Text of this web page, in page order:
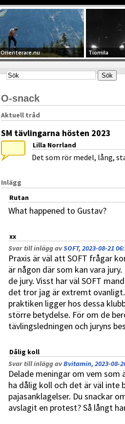
Orienterare.nu Tiomila
O-snack
Aktuell tråd
SM tävlingarna hösten 2023
Lilla Norrland
Det som rör medel, lång,
Inlägg
Rutan
What happened to Gustav?
xx
Svar till inlägg avSOFT, 2023-08-21
Praxis är väl att SOFT frågar
är någon där som kan vara
de jury. Visst har väl SOFT
det tror jag är extremt
praktiken ligger hos dessa
större betydelse. För om de
tävlingsledningen och juryns
Dålig koll
Svar till inlägg avBvitamin, 2023-08-
Delade meningar om vem som
ha dålig koll och det är väl
pajasanklagelser. Du snackar
avslagit en protest? Så långt